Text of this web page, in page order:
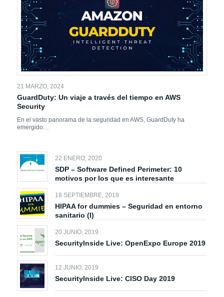
21 MARZO, 2024
GuardDuty: Un viaje a través del tiempo en AWS
Security
En el vasto panorama de la seguridad en AWS, GuardDuty ha
emergido…
22 ENERO, 2020
SDP – Software Defined Perimeter: 10
motivos por los que es interesante
18 SEPTIEMBRE, 2019
HIPAA for dummies – Seguridad en entorno
sanitario (I)
20 JUNIO, 2019
SecurityInside Live: OpenExpo Europe 2019
12 JUNIO, 2019
SecurityInside Live: CISO Day 2019